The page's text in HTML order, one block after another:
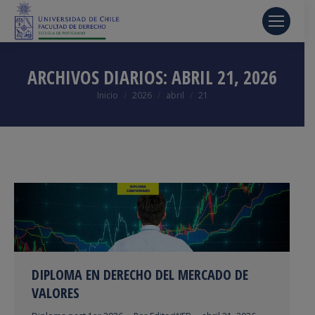
ARCHIVOS DIARIOS:ABRIL 21, 2026
Estás aquí:
Inicio 2026 abril 21
DIPLOMA EN DERECHO DEL MERCADO DE
VALORES